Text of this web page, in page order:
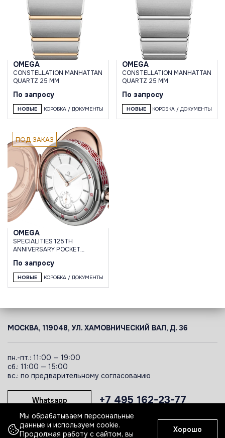
OMEGA
CONSTELLATION MANHATTAN
QUARTZ 25 MM
По запросу
НОВЫЕ КОРОБКА / ДОКУМЕНТЫ
OMEGA
CONSTELLATION MANHATTAN
QUARTZ 25 MM
По запросу
НОВЫЕ КОРОБКА / ДОКУМЕНТЫ
ПОД ЗАКАЗ
OMEGA
SPECIALITIES 125TH
ANNIVERSARY POCKET
По запросу
НОВЫЕ КОРОБКА / ДОКУМЕНТЫ
МОСКВА, 119048, УЛ. ХАМОВНИЧЕСКИЙ ВАЛ, Д. 36
пн.-пт.: 11:00 — 19:00
сб.: 11:00 — 15:00
вс.: по предварительному согласованию
+7 495 162-23-77
Whatsapp
Telegram
Мы обрабатываем персональные
данные и используем cookie.
Продолжая работу с сайтом, вы
Хорошо